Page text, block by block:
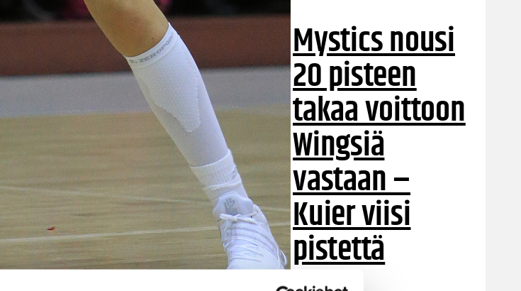
Mystics nousi
20 pisteen
takaa voittoon
Wingsiä
vastaan –
Kuier viisi
pistettä